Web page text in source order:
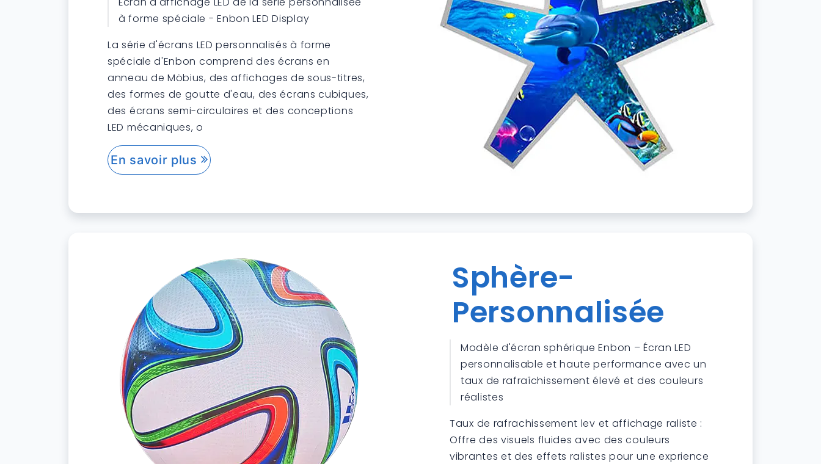
à forme spéciale - Enbon LED Display
La série d'écrans LED personnalisés à forme
spéciale d'Enbon comprend des écrans en
anneau de Möbius, des affichages de sous-titres,
des formes de goutte d'eau, des écrans cubiques,
des écrans semi-circulaires et des conceptions
LED mécaniques, o
En savoir plus
Sphère-
Personnalisée
Modèle d'écran sphérique Enbon – Écran LED
personnalisable et haute performance avec un
taux de rafraîchissement élevé et des couleurs
réalistes
Taux de rafrachissement lev et affichage raliste :
Offre des visuels fluides avec des couleurs
vibrantes et des effets ralistes pour une exprience